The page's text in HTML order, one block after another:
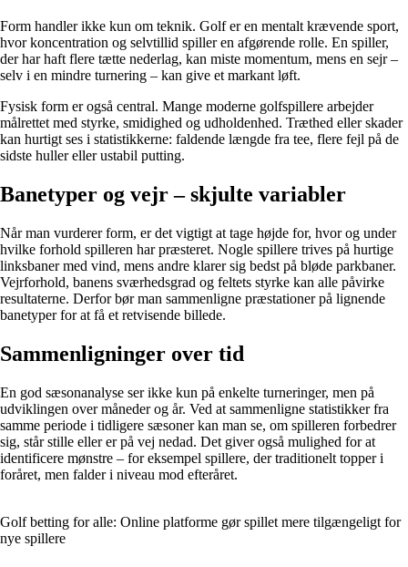
Form handler ikke kun om teknik. Golf er en mentalt krævende sport,
hvor koncentration og selvtillid spiller en afgørende rolle. En spiller,
der har haft flere tætte nederlag, kan miste momentum, mens en sejr –
selv i en mindre turnering – kan give et markant løft.
Fysisk form er også central. Mange moderne golfspillere arbejder
målrettet med styrke, smidighed og udholdenhed. Træthed eller skader
kan hurtigt ses i statistikkerne: faldende længde fra tee, flere fejl på de
sidste huller eller ustabil putting.
Banetyper og vejr – skjulte variabler
Når man vurderer form, er det vigtigt at tage højde for, hvor og under
hvilke forhold spilleren har præsteret. Nogle spillere trives på hurtige
linksbaner med vind, mens andre klarer sig bedst på bløde parkbaner.
Vejrforhold, banens sværhedsgrad og feltets styrke kan alle påvirke
resultaterne. Derfor bør man sammenligne præstationer på lignende
banetyper for at få et retvisende billede.
Sammenligninger over tid
En god sæsonanalyse ser ikke kun på enkelte turneringer, men på
udviklingen over måneder og år. Ved at sammenligne statistikker fra
samme periode i tidligere sæsoner kan man se, om spilleren forbedrer
sig, står stille eller er på vej nedad. Det giver også mulighed for at
identificere mønstre – for eksempel spillere, der traditionelt topper i
foråret, men falder i niveau mod efteråret.
Golf betting for alle: Online platforme gør spillet mere tilgængeligt for
nye spillere